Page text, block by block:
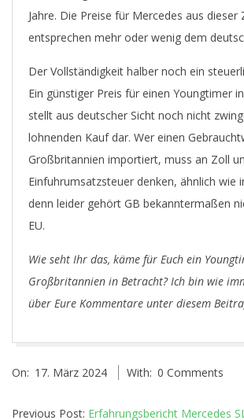
Jahre. Die Preise für Mercedes aus dieser
entsprechen mehr oder wenig dem
Der Vollständigkeit halber noch ein
Ein günstiger Preis für einen Youngtimer
stellt aus deutscher Sicht noch nicht
lohnenden Kauf dar. Wer einen
Großbritannien importiert, muss an Zoll
Einfuhrumsatzsteuer denken, ähnlich wie
denn leider gehört GB bekanntermaßen
EU.
Wie seht Ihr das, käme für Euch ein
Großbritannien in Betracht? Ich bin wie
über Eure Kommentare unter diesem
03-
On: 17. März 2024 With: 0 Comments
Previous Post: Erfahrungsbericht Mercedes